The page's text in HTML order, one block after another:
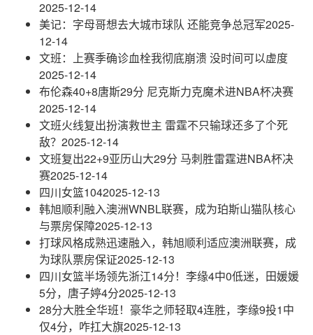
2025-12-14
美记：字母哥想去大城市球队 还能竞争总冠军2025-
12-14
文班：上赛季确诊血栓我彻底崩溃 没时间可以虚度
2025-12-14
布伦森40+8唐斯29分 尼克斯力克魔术进NBA杯决赛
2025-12-14
文班火线复出扮演救世主 雷霆不只输球还多了个死
敌？ 2025-12-14
文班复出22+9亚历山大29分 马刺胜雷霆进NBA杯决
赛2025-12-14
四川女篮1042025-12-13
韩旭顺利融入澳洲WNBL联赛，成为珀斯山猫队核心
与票房保障2025-12-13
打球风格成熟迅速融入，韩旭顺利适应澳洲联赛，成
为球队票房保证2025-12-13
四川女篮半场领先浙江14分！李缘4中0低迷，田媛媛
5分，唐子婷4分2025-12-13
28分大胜全华班！豪华之师轻取4连胜，李缘9投1中
仅4分，咋扛大旗2025-12-13